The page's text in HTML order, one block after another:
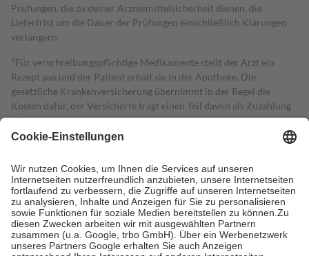
Prüfungen, die zu deiner Arzneimittelsicherheit dienen, die
Lieferfrist um die Dauer der Prüfungen einschließlich Klärungen
verlängern.
4Für verschreibungspflichtige Medikamente stellt der Arzt ein
Rezept aus und der Patient erhält sie in der Apotheke. Die
gesetzliche Krankenversicherung übernimmt in der Regel die
Kosten dafür, der Versicherte trägt einen Teil davon als Zuzahlung
mit.
Grundsätzlich leisten Mitglieder Zuzahlungen in Höhe von zehn
höchstens zehn Euro.
Es sind jedoch nie mehr als die tatsächlichen
Kosten der Leistung zu entrichten.
Diese Regeln gelten grundsätzlich auch für Online-Apotheken.
Bei Heilmitteln und häuslicher Krankenpflege beträgt die
Zuzahlung zehn Prozent der Kosten sowie zehn Euro je
Verordnung.
Um das Engagement der Versicherten für ihre eigene Gesundheit zu